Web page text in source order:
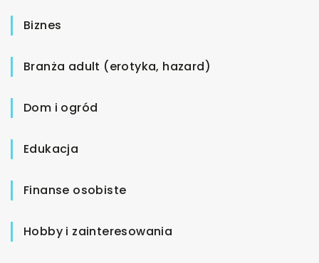
Biznes
Branża adult (erotyka, hazard)
Dom i ogród
Edukacja
Finanse osobiste
Hobby i zainteresowania